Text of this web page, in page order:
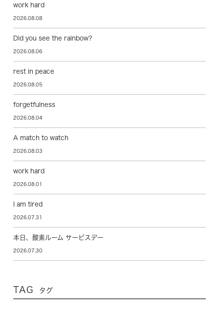
work hard
2026.08.08
Did you see the rainbow?
2026.08.06
rest in peace
2026.08.05
forgetfulness
2026.08.04
A match to watch
2026.08.03
work hard
2026.08.01
I am tired
2026.07.31
本日、酸素ルーム サービスデー
2026.07.30
TAG タグ